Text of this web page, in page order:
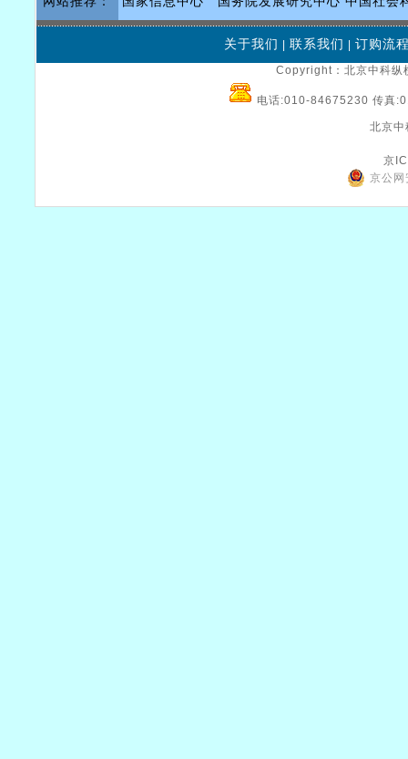
关于我们 联系我们 订购流
Copyright：北京中科
电话:010-84675230 传真
北京中
京
京公